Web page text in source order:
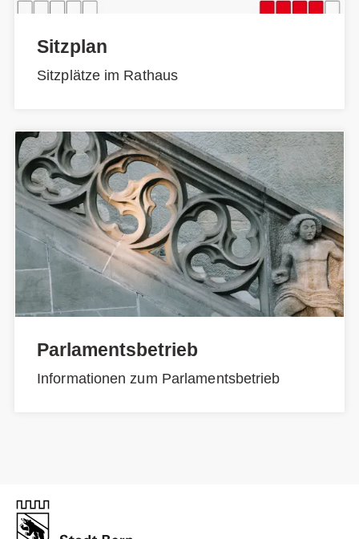
Sitzplan
Sitzplätze im Rathaus
Parlamentsbetrieb
Informationen zum Parlamentsbetrieb